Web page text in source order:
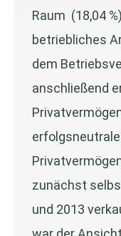
Raum (18,04
betriebliches
dem
anschließend
zunächst
und 2013